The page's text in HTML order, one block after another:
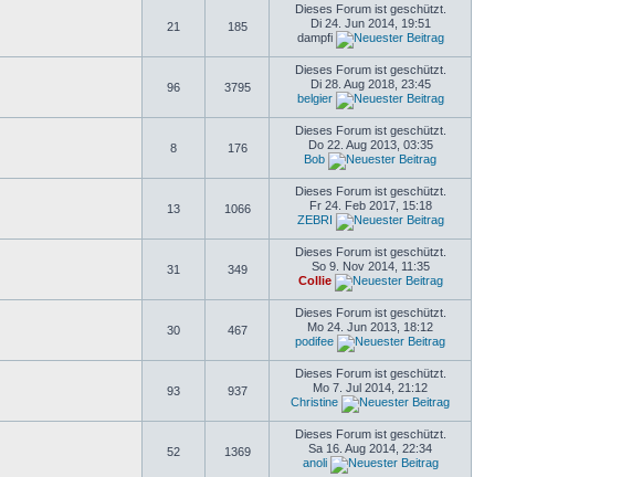
21 185
Dieses Forum ist geschützt.
Di 24. Jun 2014, 19:51
dampfi
96 3795
Dieses Forum ist geschützt.
Di 28. Aug 2018, 23:45
belgier
8 176
Dieses Forum ist geschützt.
Do 22. Aug 2013, 03:35
Bob
13 1066
Dieses Forum ist geschützt.
Fr 24. Feb 2017, 15:18
ZEBRI
31 349
Dieses Forum ist geschützt.
So 9. Nov 2014, 11:35
Collie
30 467
Dieses Forum ist geschützt.
Mo 24. Jun 2013, 18:12
podifee
93 937
Dieses Forum ist geschützt.
Mo 7. Jul 2014, 21:12
Christine
52 1369
Dieses Forum ist geschützt.
Sa 16. Aug 2014, 22:34
anoli